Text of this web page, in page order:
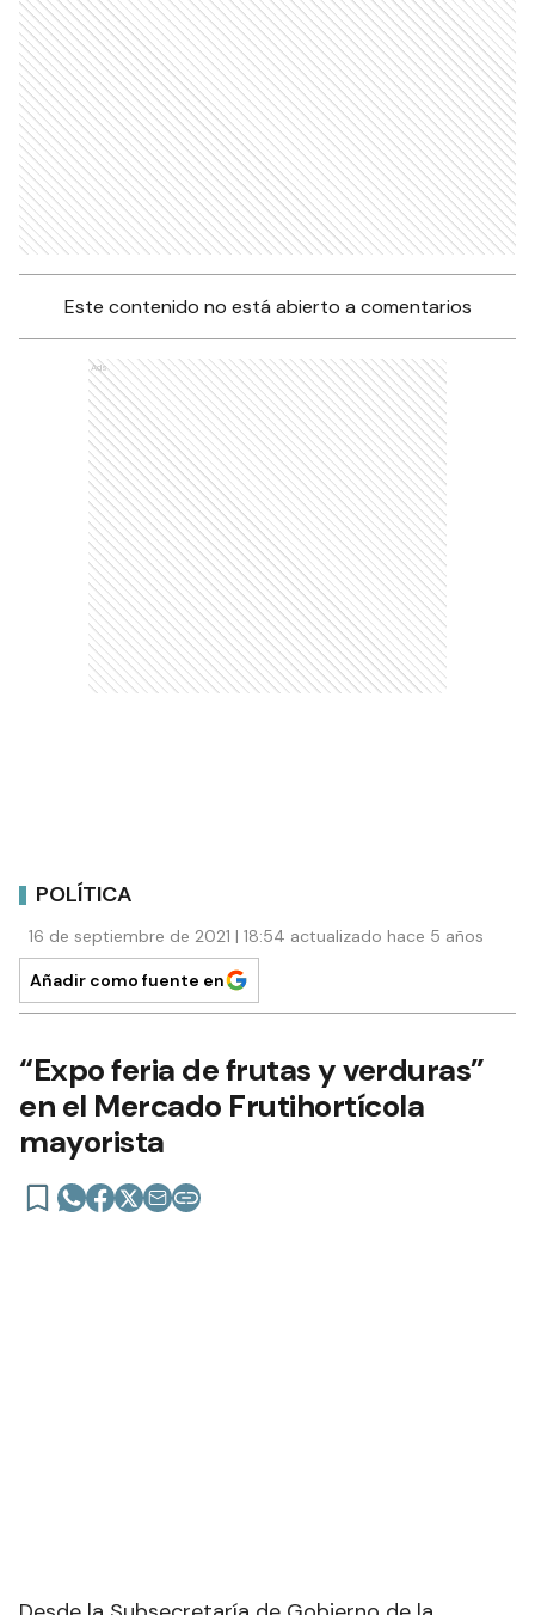
Este contenido no está abierto a comentarios
Ads
POLÍTICA
16 de septiembre de 2021 | 18:54 actualizado hace 5 años
Añadir como fuente en
“Expo feria de frutas y verduras”
en el Mercado Frutihortícola
mayorista